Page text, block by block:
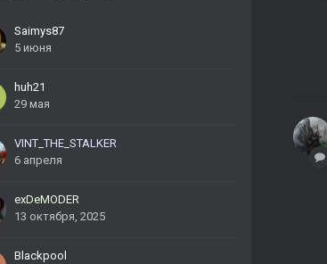
Saimys87
5 июня
huh21
29 мая
VINT_THE_STALKER
6 апреля
exDeMODER
13 октября, 2025
Blackpool